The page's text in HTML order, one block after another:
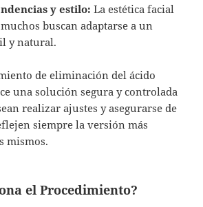
y estilo: La estética facial
buscan adaptarse a un
y natural.
de eliminación del ácido
una solución segura y controlada
realizar ajustes y asegurarse de
siempre la versión más
mismos.
el Procedimiento?